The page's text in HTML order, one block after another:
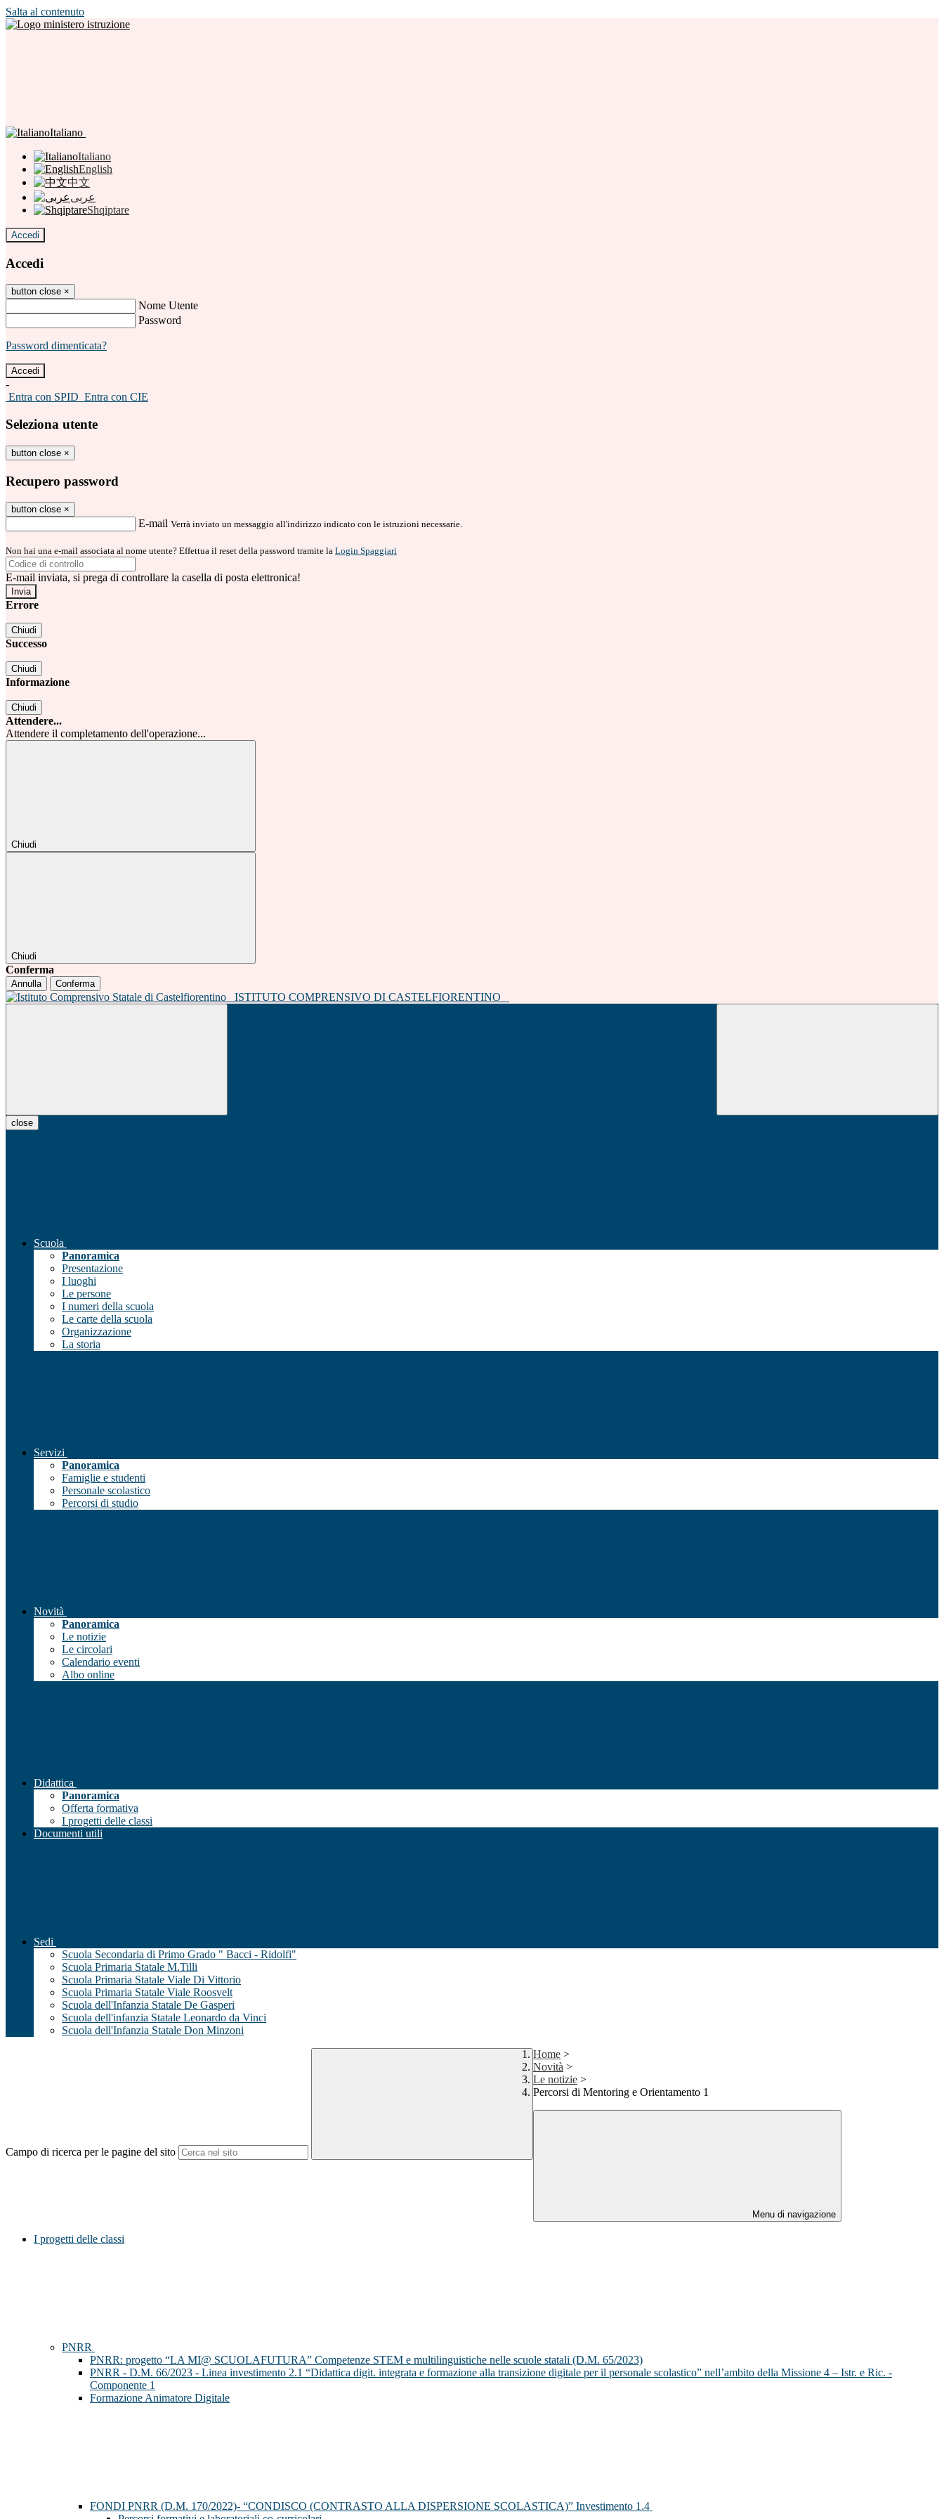
Salta al contenuto
Italiano
Italiano
English
中文
عربى
Shqiptare
Accedi
Accedi
button close ×
Nome Utente
Password
Password dimenticata?
-
Entra con SPID Entra con CIE
Seleziona utente
button close ×
Recupero password
button close ×
E-mail Verrà inviato un messaggio all'indirizzo indicato con le istruzioni necessarie.
Non hai una e-mail associata al nome utente? Effettua il reset della password tramite la Login Spaggiari
E-mail inviata, si prega di controllare la casella di posta elettronica!
Errore
Chiudi
Successo
Chiudi
Informazione
Chiudi
Attendere...
Attendere il completamento dell'operazione...
Chiudi
Chiudi
Conferma
Annulla Conferma
ISTITUTO COMPRENSIVO DI CASTELFIORENTINO
close
Scuola
Panoramica
Presentazione
I luoghi
Le persone
I numeri della scuola
Le carte della scuola
Organizzazione
La storia
Servizi
Panoramica
Famiglie e studenti
Personale scolastico
Percorsi di studio
Novità
Panoramica
Le notizie
Le circolari
Calendario eventi
Albo online
Didattica
Panoramica
Offerta formativa
I progetti delle classi
Documenti utili
Sedi
Scuola Secondaria di Primo Grado " Bacci - Ridolfi"
Scuola Primaria Statale M.Tilli
Scuola Primaria Statale Viale Di Vittorio
Scuola Primaria Statale Viale Roosvelt
Scuola dell'Infanzia Statale De Gasperi
Scuola dell'infanzia Statale Leonardo da Vinci
Scuola dell'Infanzia Statale Don Minzoni
Campo di ricerca per le pagine del sito
Home >
Novità >
Le notizie >
Percorsi di Mentoring e Orientamento 1
Menu di navigazione
I progetti delle classi
PNRR
PNRR: progetto “LA MI@ SCUOLAFUTURA” Competenze STEM e multilinguistiche nelle scuole statali (D.M. 65/2023)
PNRR - D.M. 66/2023 - Linea investimento 2.1 “Didattica digit. integrata e formazione alla transizione digitale per il personale scolastico” nell’ambito della Missione 4 – Istr. e Ric. -
Componente 1
Formazione Animatore Digitale
FONDI PNRR (D.M. 170/2022)- “CONDISCO (CONTRASTO ALLA DISPERSIONE SCOLASTICA)” Investimento 1.4